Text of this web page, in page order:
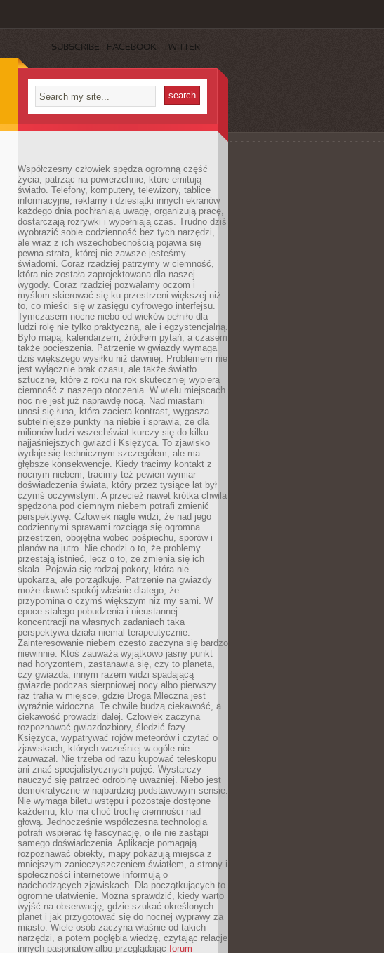
SUBSCRIBE FACEBOOK TWITTER
Współczesny człowiek spędza ogromną część
życia, patrząc na powierzchnie, które emitują
światło. Telefony, komputery, telewizory, tablice
informacyjne, reklamy i dziesiątki innych ekranów
każdego dnia pochłaniają uwagę, organizują pracę,
dostarczają rozrywki i wypełniają czas. Trudno dziś
wyobrazić sobie codzienność bez tych narzędzi,
ale wraz z ich wszechobecnością pojawia się
pewna strata, której nie zawsze jesteśmy
świadomi. Coraz rzadziej patrzymy w ciemność,
która nie została zaprojektowana dla naszej
wygody. Coraz rzadziej pozwalamy oczom i
myślom skierować się ku przestrzeni większej niż
to, co mieści się w zasięgu cyfrowego interfejsu.
Tymczasem nocne niebo od wieków pełniło dla
ludzi rolę nie tylko praktyczną, ale i egzystencjalną.
Było mapą, kalendarzem, źródłem pytań, a czasem
także pocieszenia. Patrzenie w gwiazdy wymaga
dziś większego wysiłku niż dawniej. Problemem nie
jest wyłącznie brak czasu, ale także światło
sztuczne, które z roku na rok skuteczniej wypiera
ciemność z naszego otoczenia. W wielu miejscach
noc nie jest już naprawdę nocą. Nad miastami
unosi się łuna, która zaciera kontrast, wygasza
subtelniejsze punkty na niebie i sprawia, że dla
milionów ludzi wszechświat kurczy się do kilku
najjaśniejszych gwiazd i Księżyca. To zjawisko
wydaje się technicznym szczegółem, ale ma
głębsze konsekwencje. Kiedy tracimy kontakt z
nocnym niebem, tracimy też pewien wymiar
doświadczenia świata, który przez tysiące lat był
czymś oczywistym. A przecież nawet krótka chwila
spędzona pod ciemnym niebem potrafi zmienić
perspektywę. Człowiek nagle widzi, że nad jego
codziennymi sprawami rozciąga się ogromna
przestrzeń, obojętna wobec pośpiechu, sporów i
planów na jutro. Nie chodzi o to, że problemy
przestają istnieć, lecz o to, że zmienia się ich
skala. Pojawia się rodzaj pokory, która nie
upokarza, ale porządkuje. Patrzenie na gwiazdy
może dawać spokój właśnie dlatego, że
przypomina o czymś większym niż my sami. W
epoce stałego pobudzenia i nieustannej
koncentracji na własnych zadaniach taka
perspektywa działa niemal terapeutycznie.
Zainteresowanie niebem często zaczyna się bardzo
niewinnie. Ktoś zauważa wyjątkowo jasny punkt
nad horyzontem, zastanawia się, czy to planeta,
czy gwiazda, innym razem widzi spadającą
gwiazdę podczas sierpniowej nocy albo pierwszy
raz trafia w miejsce, gdzie Droga Mleczna jest
wyraźnie widoczna. Te chwile budzą ciekawość, a
ciekawość prowadzi dalej. Człowiek zaczyna
rozpoznawać gwiazdozbiory, śledzić fazy
Księżyca, wypatrywać rojów meteorów i czytać o
zjawiskach, których wcześniej w ogóle nie
zauważał. Nie trzeba od razu kupować teleskopu
ani znać specjalistycznych pojęć. Wystarczy
nauczyć się patrzeć odrobinę uważniej. Niebo jest
demokratyczne w najbardziej podstawowym sensie.
Nie wymaga biletu wstępu i pozostaje dostępne
każdemu, kto ma choć trochę ciemności nad
głową. Jednocześnie współczesna technologia
potrafi wspierać tę fascynację, o ile nie zastąpi
samego doświadczenia. Aplikacje pomagają
rozpoznawać obiekty, mapy pokazują miejsca z
mniejszym zanieczyszczeniem światłem, a strony i
społeczności internetowe informują o
nadchodzących zjawiskach. Dla początkujących to
ogromne ułatwienie. Można sprawdzić, kiedy warto
wyjść na obserwację, gdzie szukać określonych
planet i jak przygotować się do nocnej wyprawy za
miasto. Wiele osób zaczyna właśnie od takich
narzędzi, a potem pogłębia wiedzę, czytając relacje
innych pasjonatów albo przeglądając forum